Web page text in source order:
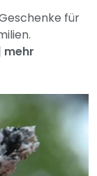
für
mehr